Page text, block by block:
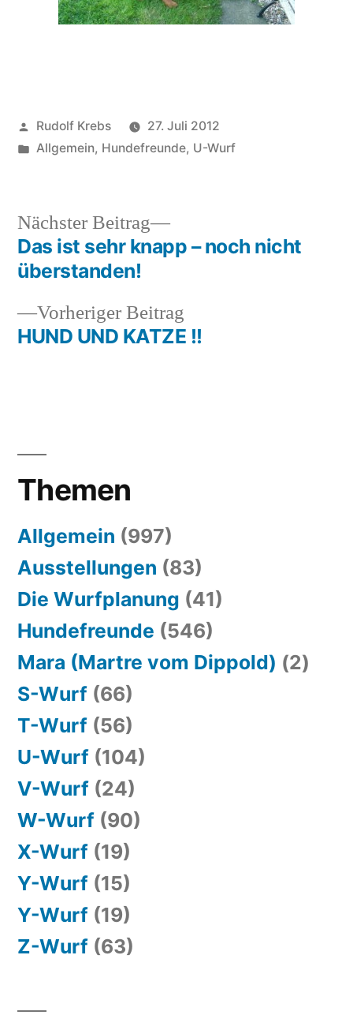
Veröffentlicht
von
Rudolf Krebs
27. Juli 2012
Veröffentlicht
Allgemein, Hundefreunde, U-Wurf
Beitragsnavigation
Vorheriger Beitrag
Beitrag:
HUND UND KATZE !!
Nächster Beitrag
Nächster
Beitrag:
Das ist sehr knapp – noch nicht
überstanden!
Themen
Allgemein (997)
Ausstellungen (83)
Die Wurfplanung (41)
Hundefreunde (546)
Mara (Martre vom Dippold) (2)
S-Wurf (66)
T-Wurf (56)
U-Wurf (104)
V-Wurf (24)
W-Wurf (90)
X-Wurf (19)
Y-Wurf (15)
Y-Wurf (19)
Z-Wurf (63)